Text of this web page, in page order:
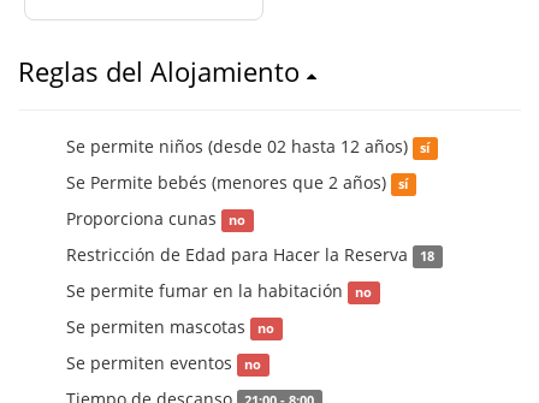
Reglas del Alojamiento
Se permite niños (desde 02 hasta 12 años) sí
Se Permite bebés (menores que 2 años) sí
Proporciona cunas no
Restricción de Edad para Hacer la Reserva 18
Se permite fumar en la habitación no
Se permiten mascotas no
Se permiten eventos no